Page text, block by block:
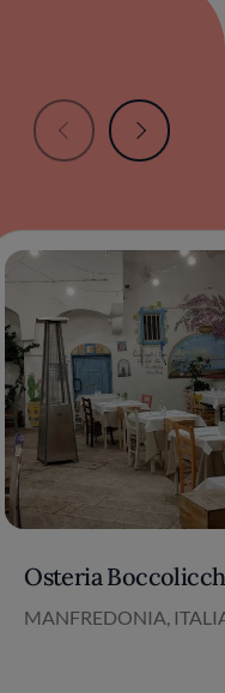
Osteria
MANFREDONIA,